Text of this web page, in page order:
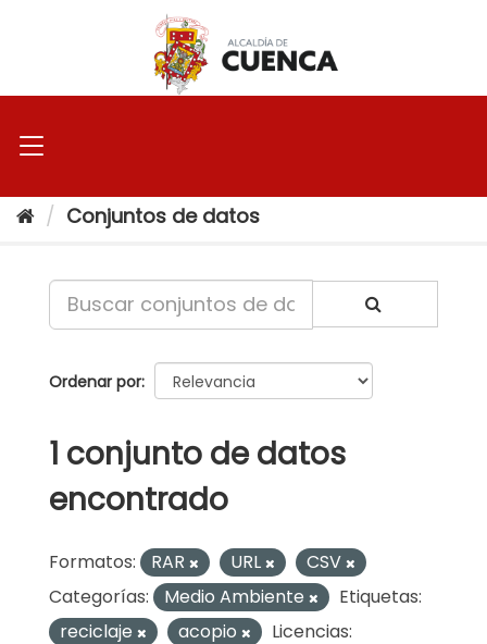
Conjuntos de datos
Ordenar por
1 conjunto de datos
encontrado
Formatos: RAR URL
CSV
Categorías:
Medio Ambiente
Etiquetas:
reciclaje
acopio
Licencias: